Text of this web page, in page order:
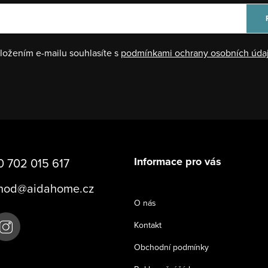
e-mailu souhlasíte s podmínkami ochrany osobních
702 015 617
@aidahome.cz
Informace pro vás
O nás
Kontakt
Obchodní podmínky